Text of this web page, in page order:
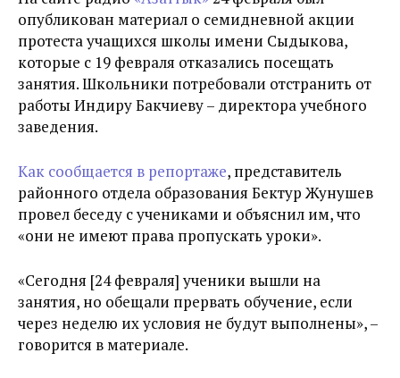
опубликован материал о семидневной акции
протеста учащихся школы имени Сыдыкова,
которые с 19 февраля отказались посещать
занятия. Школьники потребовали отстранить от
работы Индиру Бакчиеву – директора учебного
заведения.
Как сообщается в репортаже, представитель
районного отдела образования Бектур Жунушев
провел беседу с учениками и объяснил им, что
«они не имеют права пропускать уроки».
«Сегодня [24 февраля] ученики вышли на
занятия, но обещали прервать обучение, если
через неделю их условия не будут выполнены», –
говорится в материале.